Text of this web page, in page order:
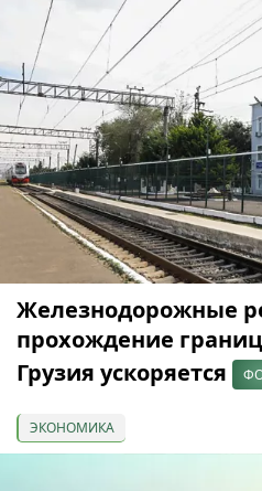
Железнодорожные
прохождение
Грузия ускоряется
ЭКОНОМИКА